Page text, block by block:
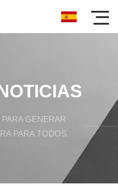
GENERAR
PARA TODOS.